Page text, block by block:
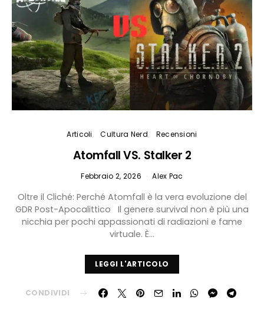
Articoli Cultura Nerd Recensioni
Atomfall VS. Stalker 2
Febbraio 2, 2026 Alex Pac
Oltre il Cliché: Perché Atomfall è la vera evoluzione del
GDR Post-Apocalittico Il genere survival non è più una
nicchia per pochi appassionati di radiazioni e fame
virtuale. È…
LEGGI L'ARTICOLO
CONDIVIDI